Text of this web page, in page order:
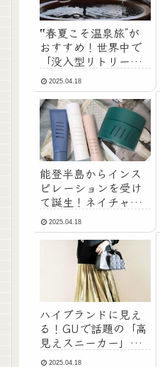
‟春夏こそ温泉旅”が
おすすめ！世界中で
「没入型リトリート
旅」がトレンドに｜
Booking.comが2025
年GW旅行トレンド予
測発表
2025.04.18
能登半島からインス
ピレーションを受け
て誕生！ネイチャー
サイエンスコスメ
「NAIA」を体験
2025.04.18
ハイブランドに見え
る！GUで話題の「高
見えスニーカー」教
えちゃう！
2025.04.18